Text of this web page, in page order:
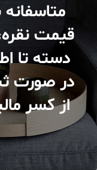
قیمت
دسته تا
در صورت
از کسر